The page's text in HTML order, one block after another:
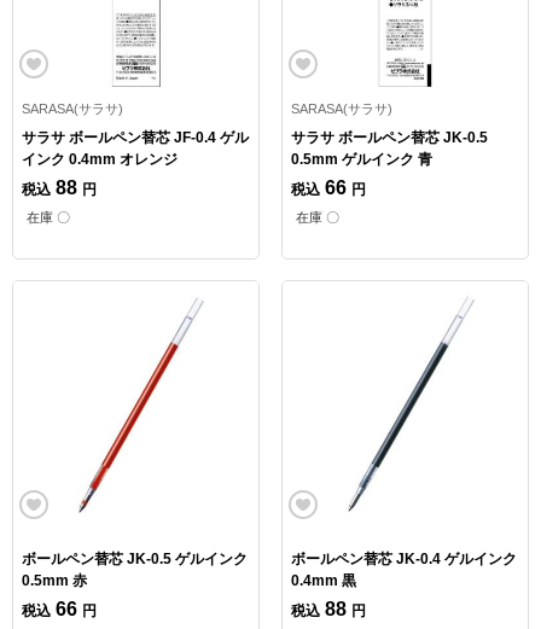
SARASA(サラサ)
サラサ ボールペン替芯 JF-0.4 ゲル
インク 0.4mm オレンジ
税込 88 円
在庫 〇
SARASA(サラサ)
サラサ ボールペン替芯 JK-0.5
0.5mm ゲルインク 青
税込 66 円
在庫 〇
ボールペン替芯 JK-0.5 ゲルインク
0.5mm 赤
税込 66 円
ボールペン替芯 JK-0.4 ゲルインク
0.4mm 黒
税込 88 円